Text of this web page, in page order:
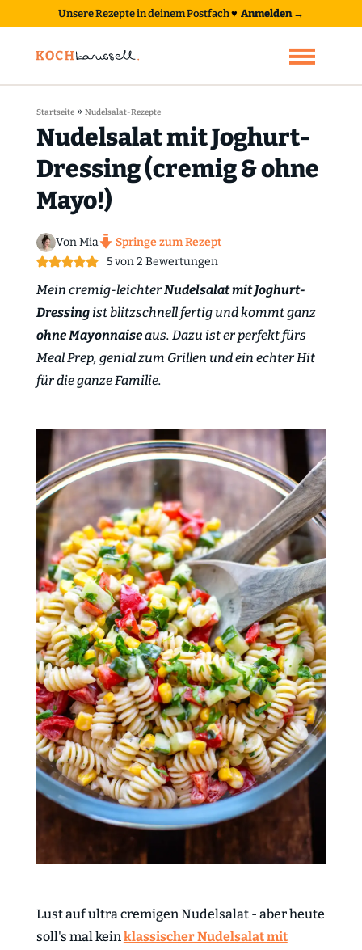
Unsere Rezepte in deinem Postfach♥ Anmelden →
Startseite» Nudelsalat-Rezepte
Nudelsalat mit Joghurt-
Dressing (cremig & ohne
Mayo!)
Von Mia
Springe zum Rezept
5von2 Bewertungen
Mein cremig-leichterNudelsalat mit Joghurt-
Dressingist blitzschnell fertig und kommt ganz
ohne Mayonnaiseaus. Dazu ist er perfekt fürs
Meal Prep, genial zum Grillen und ein echter Hit
für die ganze Familie.
Lust auf ultra cremigen Nudelsalat - aber heute
soll's mal kein klassischer Nudelsalat mit